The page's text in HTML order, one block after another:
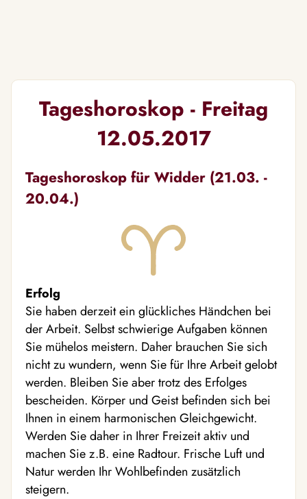
Tageshoroskop - Freitag
12.05.2017
Tageshoroskop für Widder (21.03. -
20.04.)
Erfolg
Sie haben derzeit ein glückliches Händchen bei
der Arbeit. Selbst schwierige Aufgaben können
Sie mühelos meistern. Daher brauchen Sie sich
nicht zu wundern, wenn Sie für Ihre Arbeit gelobt
werden. Bleiben Sie aber trotz des Erfolges
bescheiden. Körper und Geist befinden sich bei
Ihnen in einem harmonischen Gleichgewicht.
Werden Sie daher in Ihrer Freizeit aktiv und
machen Sie z.B. eine Radtour. Frische Luft und
Natur werden Ihr Wohlbefinden zusätzlich
steigern.